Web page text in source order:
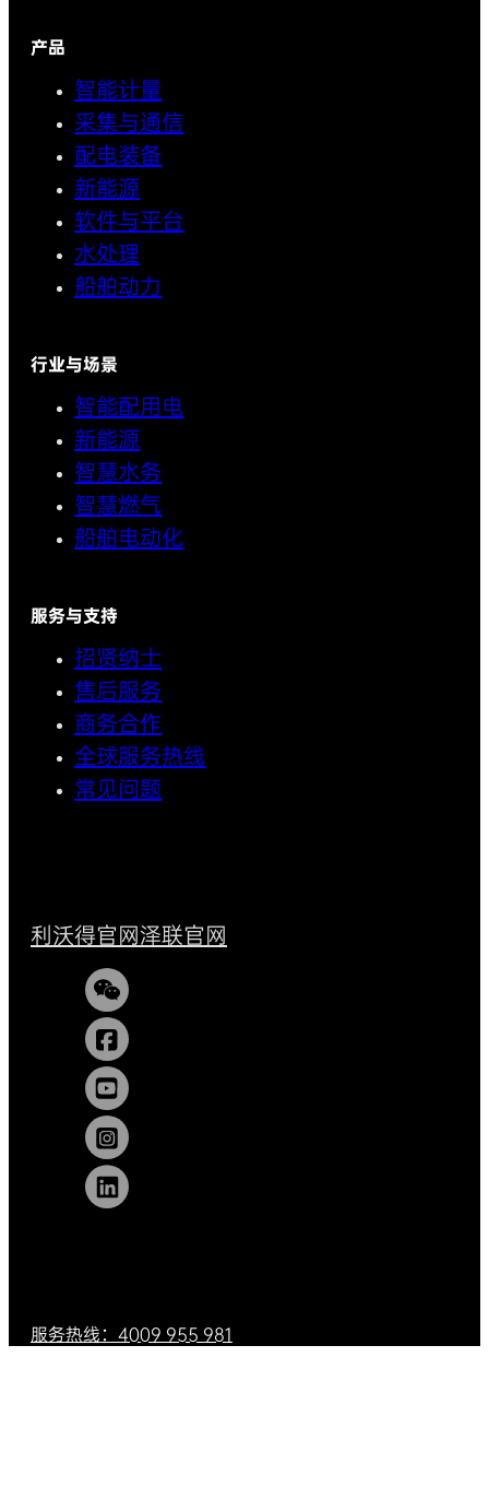
产品
智能计量
采集与通信
配电装备
新能源
软件与平台
水处理
船舶动力
行业与场景
智能配用电
新能源
智慧水务
智慧燃气
船舶电动化
服务与支持
招贤纳士
售后服务
商务合作
全球服务热线
常见问题
利沃得官网泽联官网
服务热线：4009 955 981